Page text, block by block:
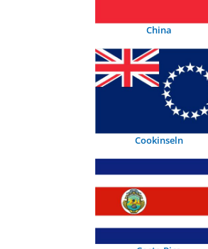
China
Cookinseln